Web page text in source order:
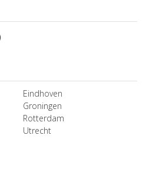
Eindhoven
Groningen
Rotterdam
Utrecht